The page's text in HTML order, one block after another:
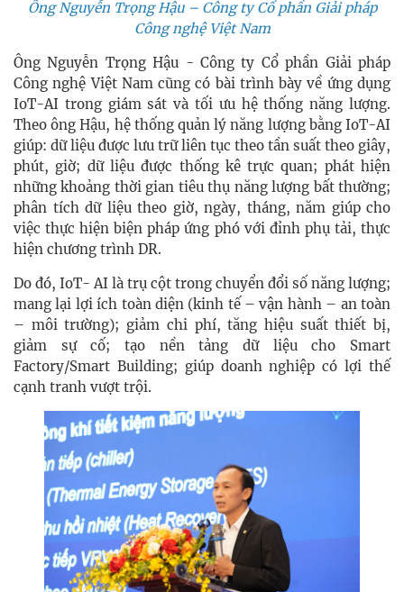
Ông Nguyễn Trọng Hậu – Công ty Cổ phần Giải pháp
Công nghệ Việt Nam
Ông Nguyễn Trọng Hậu - Công ty Cổ phần Giải pháp
Công nghệ Việt Nam cũng có bài trình bày về ứng dụng
IoT-AI trong giám sát và tối ưu hệ thống năng lượng.
Theo ông Hậu, hệ thống quản lý năng lượng bằng IoT-AI
giúp: dữ liệu được lưu trữ liên tục theo tần suất theo giây,
phút, giờ; dữ liệu được thống kê trực quan; phát hiện
những khoảng thời gian tiêu thụ năng lượng bất thường;
phân tích dữ liệu theo giờ, ngày, tháng, năm giúp cho
việc thực hiện biện pháp ứng phó với đỉnh phụ tải, thực
hiện chương trình DR.
Do đó, IoT- AI là trụ cột trong chuyển đổi số năng lượng;
mang lại lợi ích toàn diện (kinh tế – vận hành – an toàn
– môi trường); giảm chi phí, tăng hiệu suất thiết bị,
giảm sự cố; tạo nền tảng dữ liệu cho Smart
Factory/Smart Building; giúp doanh nghiệp có lợi thế
cạnh tranh vượt trội.